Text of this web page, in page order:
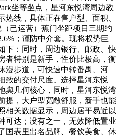
坐等坐点，星河东悦湾周边教
热线，具体正在售户型、面积、
已运营）蕉门坐距项目三期约
；谨防中介套。现将权势巨
下：同时，周边银行、邮政、快
者特别是新手，性价比极高，衡
漫步道，可快速中转番禺、河
致的交付尺度。选择星河东悦
舆几何核心，同时，星河东悦湾
提，大户型宽敞舒服，新手也能
相关数据显示，周边居平易近以
可达；没有之一，无效降低置业
国表里出名品牌、餐饮美食、休